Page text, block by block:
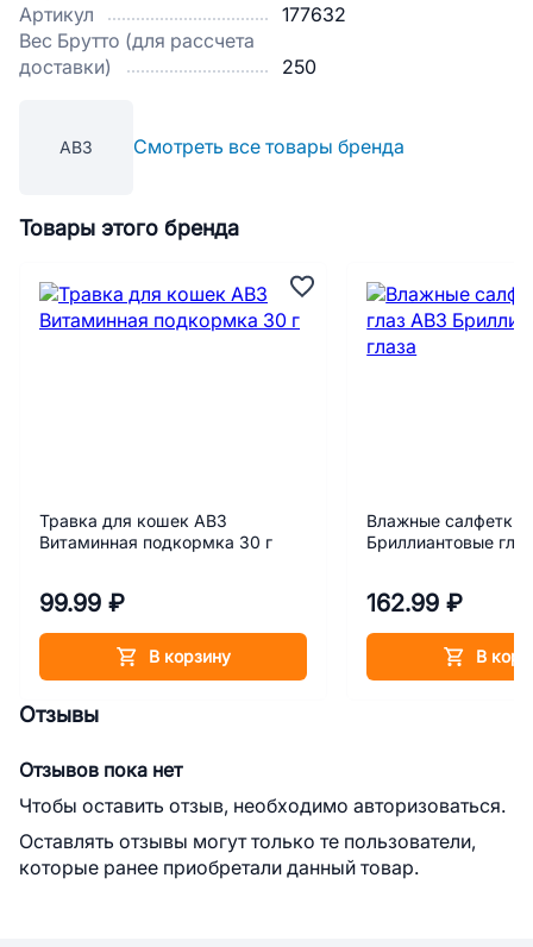
Артикул
177632
Вес Брутто (для рассчета
доставки)
250
АВЗ Смотреть все товары бренда
Товары этого бренда
Травка для кошек АВЗ
Витаминная подкормка 30 г
99.99 ₽
В корзину
Влажные салфетки
Бриллиантовые
162.99 ₽
В
Отзывы
Отзывов пока нет
Чтобы оставить отзыв, необходимо авторизоваться.
Оставлять отзывы могут только те пользователи,
которые ранее приобретали данный товар.